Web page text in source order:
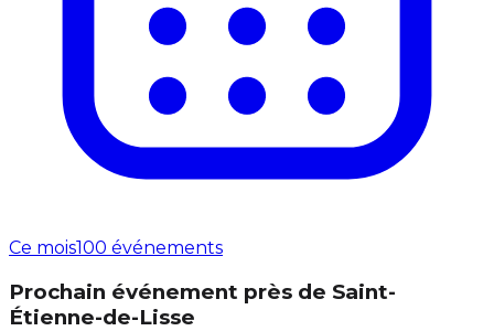
Ce mois100 événements
Prochain événement près de Saint-
Étienne-de-Lisse